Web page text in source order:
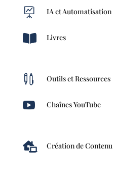
 IA et Automatisation
 Livres
 Outils et Ressources
 Chaînes YouTube
 Création de Contenu